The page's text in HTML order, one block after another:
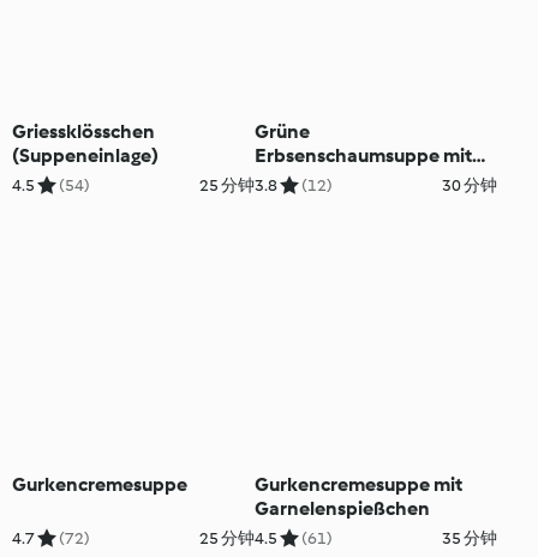
Griessklösschen
(Suppeneinlage)
4.5 (54) 25 分钟
Grüne
Erbsenschaumsuppe mit
Lachswürfeln
3.8 (12) 30 分钟
Gurkencremesuppe
4.7 (72) 25 分钟
Gurkencremesuppe mit
Garnelenspießchen
4.5 (61) 35 分钟